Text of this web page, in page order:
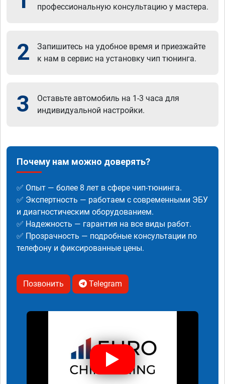
профессиональную консультацию у мастера.
2
Запишитесь на удобное время и приезжайте
к нам в сервис на установку чип тюнинга.
3
Оставьте автомобиль на 1-3 часа для
индивидуальной настройки.
Почему нам можно доверять?
✅ Опыт — более 8 лет в сфере чип-тюнинга.
✅ Экспертность — работаем с современными ЭБУ
и диагностическим оборудованием.
✅ Надежность — гарантия на все виды работ.
✅ Прозрачность — подробные консультации по
телефону и фиксированные цены.
Позвонить Telegram